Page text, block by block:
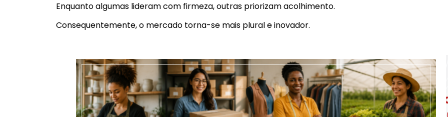
Enquanto algumas lideram com firmeza, outras priorizam acolhimento.
Consequentemente, o mercado torna-se mais plural e inovador.